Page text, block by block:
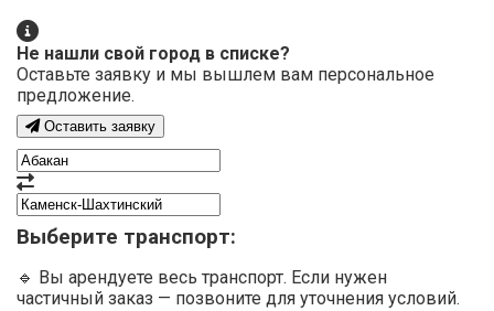
Не нашли свой город в списке?
Оставьте заявку и мы вышлем вам персональное
предложение.
Оставить заявку
Выберите транспорт:
🔹 Вы арендуете весь транспорт. Если нужен
частичный заказ — позвоните для уточнения условий.